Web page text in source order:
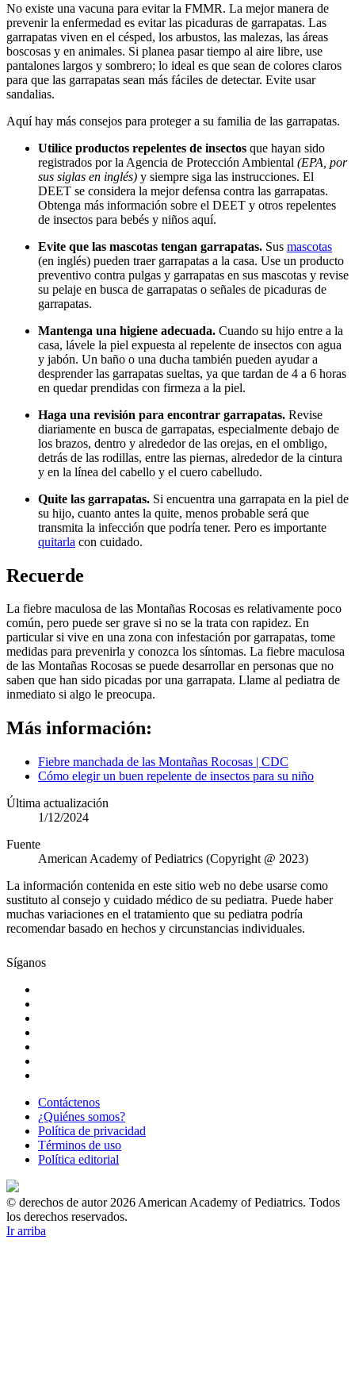
No existe una vacuna para evitar la FMMR. La mejor manera de
prevenir la enfermedad es evitar las picaduras de garrapatas. Las
garrapatas viven en el césped, los arbustos, las malezas, las áreas
boscosas y en animales. Si planea pasar tiempo al aire libre, use
pantalones largos y sombrero; lo ideal es que sean de colores claros
para que las garrapatas sean más fáciles de detectar. Evite usar
sandalias.
Aquí hay más consejos para proteger a su familia de las garrapatas.
Utilice productos repelentes de insectos que hayan sido
registrados por la Agencia de Protección Ambiental (EPA, por
sus siglas en inglés) y siempre siga las instrucciones. El
DEET se considera la mejor defensa contra las garrapatas.
Obtenga más información sobre el DEET y otros repelentes
de insectos para bebés y niños aquí.
Evite que las mascotas tengan garrapatas. Sus mascotas
(en inglés) pueden traer garrapatas a la casa. Use un producto
preventivo contra pulgas y garrapatas en sus mascotas y revise
su pelaje en busca de garrapatas o señales de picaduras de
garrapatas.
Mantenga una higiene adecuada. Cuando su hijo entre a la
casa, lávele la piel expuesta al repelente de insectos con agua
y jabón. Un baño o una ducha también pueden ayudar a
desprender las garrapatas sueltas, ya que tardan de 4 a 6 horas
en quedar prendidas con firmeza a la piel.
Haga una revisión para encontrar garrapatas. Revise
diariamente en busca de garrapatas, especialmente debajo de
los brazos, dentro y alrededor de las orejas, en el ombligo,
detrás de las rodillas, entre las piernas, alrededor de la cintura
y en la línea del cabello y el cuero cabelludo.
Quite las garrapatas. Si encuentra una garrapata en la piel de
su hijo, cuanto antes la quite, menos probable será que
transmita la infección que podría tener. Pero es importante
quitarla con cuidado.
Recuerde
La fiebre maculosa de las Montañas Rocosas es relativamente poco
común, pero puede ser grave si no se la trata con rapidez. En
particular si vive en una zona con infestación por garrapatas, tome
medidas para prevenirla y conozca los síntomas. La fiebre maculosa
de las Montañas Rocosas se puede desarrollar en personas que no
saben que han sido picadas por una garrapata. Llame al pediatra de
inmediato si algo le preocupa.
Más información:
Fiebre manchada de las Montañas Rocosas | CDC
Cómo elegir un buen repelente de insectos para su niño
Última actualización
1/12/2024
Fuente
American Academy of Pediatrics (Copyright @ 2023)
La información contenida en este sitio web no debe usarse como
sustituto al consejo y cuidado médico de su pediatra. Puede haber
muchas variaciones en el tratamiento que su pediatra podría
recomendar basado en hechos y circunstancias individuales.
Síganos
Contáctenos
¿Quiénes somos?
Política de privacidad
Términos de uso
Política editorial
© derechos de autor 2026 American Academy of Pediatrics. Todos
los derechos reservados.
Ir arriba